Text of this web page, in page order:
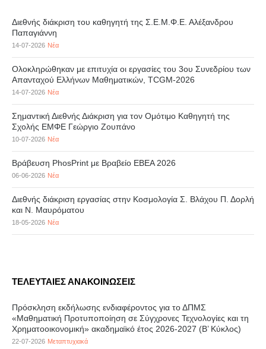
Διεθνής διάκριση του καθηγητή της Σ.Ε.Μ.Φ.Ε. Αλέξανδρου
Παπαγιάννη
14-07-2026 Νέα
Ολοκληρώθηκαν με επιτυχία οι εργασίες του 3ου Συνεδρίου των
Απανταχού Ελλήνων Μαθηματικών, TCGM-2026
14-07-2026 Νέα
Σημαντική Διεθνής Διάκριση για τον Ομότιμο Καθηγητή της
Σχολής ΕΜΦΕ Γεώργιο Ζουπάνο
10-07-2026 Νέα
Βράβευση PhosPrint με Βραβείο ΕΒΕΑ 2026
06-06-2026 Νέα
Διεθνής διάκριση εργασίας στην Κοσμολογία Σ. Βλάχου Π. Δορλή
και Ν. Μαυρόματου
18-05-2026 Νέα
ΤΕΛΕΥΤΑΙΕΣ ΑΝΑΚΟΙΝΩΣΕΙΣ
Πρόσκληση εκδήλωσης ενδιαφέροντος για το ΔΠΜΣ
«Μαθηματική Προτυποποίηση σε Σύγχρονες Τεχνολογίες και τη
Χρηματοοικονομική» ακαδημαϊκό έτος 2026-2027 (B’ Kύκλος)
22-07-2026 Μεταπτυχιακά